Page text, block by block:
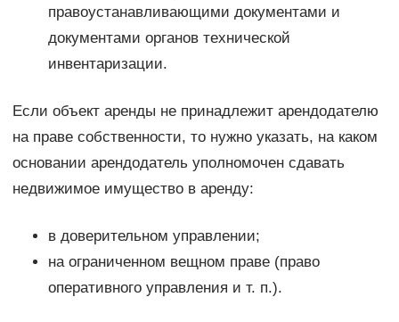
правоустанавливающими документами и
документами органов технической
инвентаризации.
Если объект аренды не принадлежит арендодателю
на праве собственности, то нужно указать, на каком
основании арендодатель уполномочен сдавать
недвижимое имущество в аренду:
в доверительном управлении;
на ограниченном вещном праве (право
оперативного управления и т. п.).